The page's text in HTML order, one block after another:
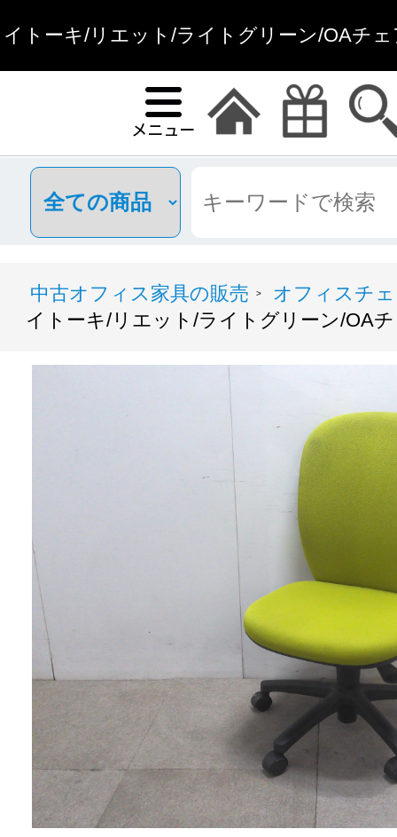
イトーキ/リエット/ライトグリーン/OAチ
中古オフィス家具の販売 >
オフィスチ
イトーキ/リエット/ライトグリーン/OA